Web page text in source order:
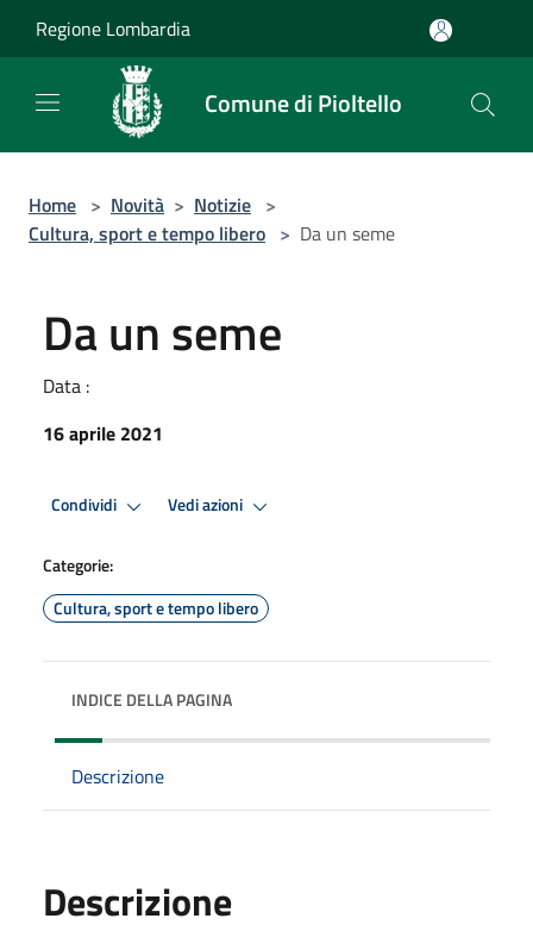
Regione Lombardia
Comune di Pioltello
Home > Novità > Notizie >
Cultura, sport e tempo libero > Da un seme
Da un seme
Data :
16 aprile 2021
Condividi Vedi azioni
Categorie:
Cultura, sport e tempo libero
INDICE DELLA PAGINA
Descrizione
Descrizione